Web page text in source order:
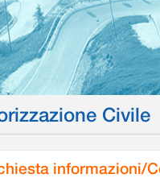
Civile
informazioni/